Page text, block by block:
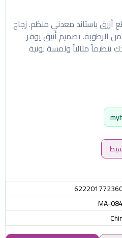
هابي هوم 8 قطع أزرق باستاند معدني منظم. زجاج
تصميم أنيق يوفر
مثالياً ولمسة لونية
MA-